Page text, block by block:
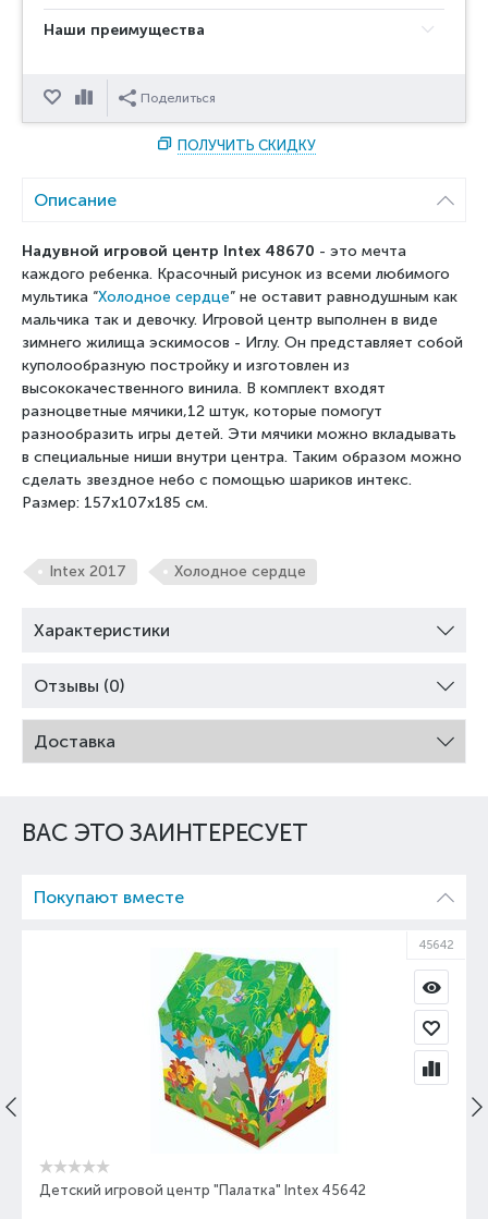
Наши преимущества
ОтложитьСравнитьПоделиться
ПОЛУЧИТЬ СКИДКУ
Описание
Надувной игровой центр Intex 48670 - это мечта
каждого ребенка. Красочный рисунок из всеми любимого
мультика “Холодное сердце” не оставит равнодушным как
мальчика так и девочку. Игровой центр выполнен в виде
зимнего жилища эскимосов - Иглу. Он представляет собой
куполообразную постройку и изготовлен из
высококачественного винила. В комплект входят
разноцветные мячики,12 штук, которые помогут
разнообразить игры детей. Эти мячики можно вкладывать
в специальные ниши внутри центра. Таким образом можно
сделать звездное небо с помощью шариков интекс.
Размер: 157x107x185 см.
Intex 2017 Холодное сердце
Характеристики
Отзывы (0)
Доставка
ВАС ЭТО ЗАИНТЕРЕСУЕТ
Покупают вместе
45642
Детский игровой центр "Палатка" Intex 45642